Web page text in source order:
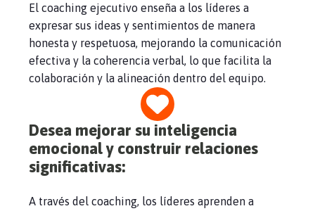
El coaching ejecutivo enseña a los líderes a
expresar sus ideas y sentimientos de manera
honesta y respetuosa, mejorando la comunicación
efectiva y la coherencia verbal, lo que facilita la
colaboración y la alineación dentro del equipo.
Desea mejorar su inteligencia
emocional y construir relaciones
significativas:
A través del coaching, los líderes aprenden a